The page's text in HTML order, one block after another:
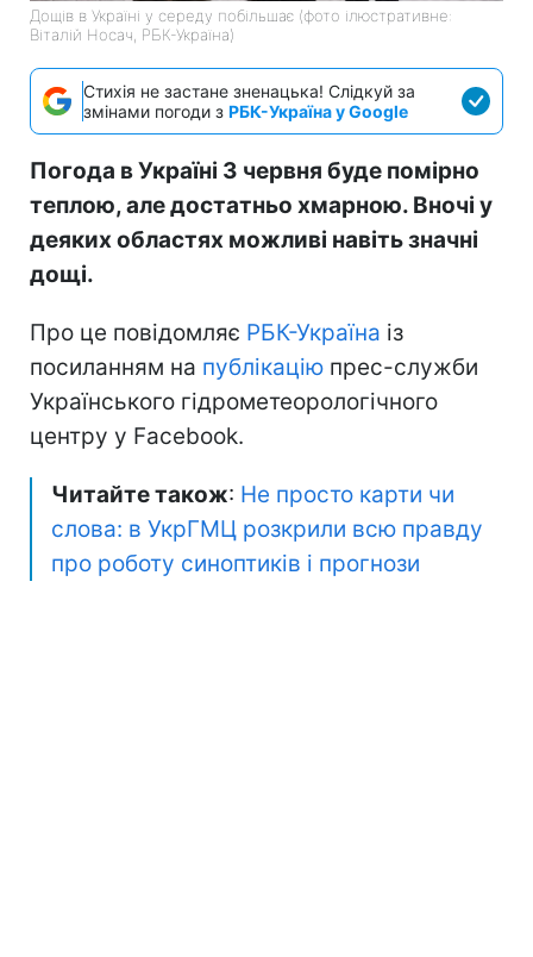
Дощів в Україні у середу побільшає (фото ілюстративне:
Віталій Носач, РБК-Україна)
Стихія не застане зненацька! Слідкуй за
змінами погоди з РБК-Україна у Google
Погода в Україні 3 червня буде помірно
теплою, але достатньо хмарною. Вночі у
деяких областях можливі навіть значні
дощі.
Про це повідомляє РБК-Україна із
посиланням на публікацію прес-служби
Українського гідрометеорологічного
центру у Facebook.
Читайте також: Не просто карти чи
слова: в УкрГМЦ розкрили всю правду
про роботу синоптиків і прогнози